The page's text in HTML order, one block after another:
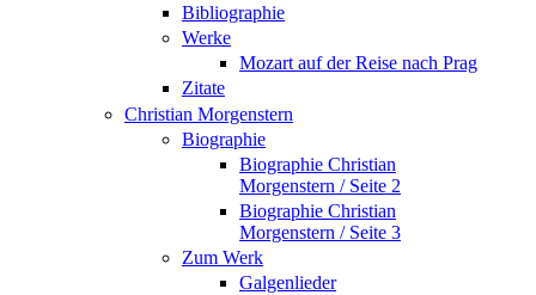
Bibliographie
Werke
Mozart auf der Reise nach Prag
Zitate
Christian Morgenstern
Biographie
Biographie Christian
Morgenstern / Seite 2
Biographie Christian
Morgenstern / Seite 3
Zum Werk
Galgenlieder